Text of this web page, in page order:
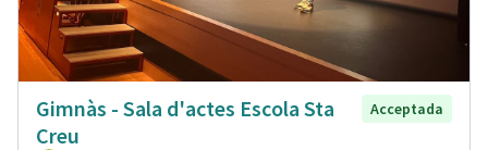
Gimnàs - Sala d'actes Escola Sta
Creu
Acceptada